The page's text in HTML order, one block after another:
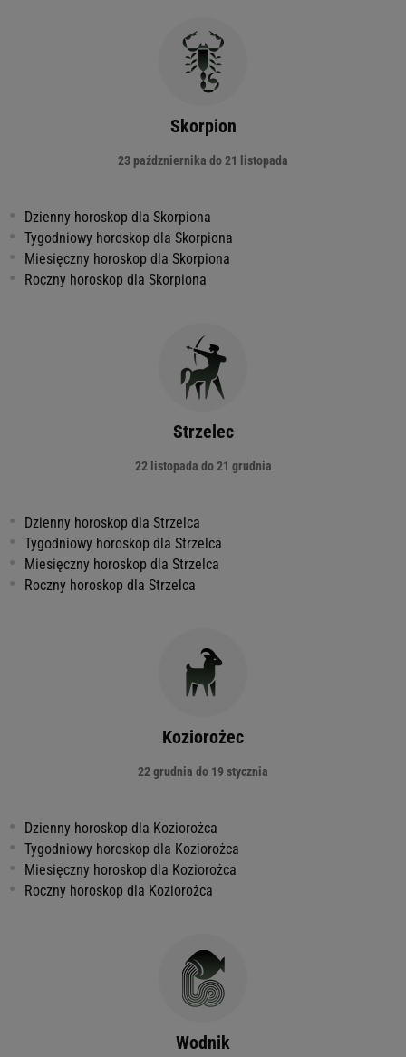
Skorpion
23 paźdzniernika do 21 listopada
Dzienny horoskop dla Skorpiona
Tygodniowy horoskop dla Skorpiona
Miesięczny horoskop dla Skorpiona
Roczny horoskop dla Skorpiona
Strzelec
22 listopada do 21 grudnia
Dzienny horoskop dla Strzelca
Tygodniowy horoskop dla Strzelca
Miesięczny horoskop dla Strzelca
Roczny horoskop dla Strzelca
Koziorożec
22 grudnia do 19 stycznia
Dzienny horoskop dla Koziorożca
Tygodniowy horoskop dla Koziorożca
Miesięczny horoskop dla Koziorożca
Roczny horoskop dla Koziorożca
Wodnik